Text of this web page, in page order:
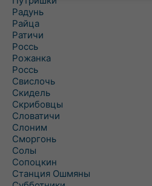
Радунь
Райца
Ратичи
Роcсь
Рожанка
Россь
Свислочь
Скидель
Скрибовцы
Словатичи
Слоним
Сморгонь
Солы
Сопоцкин
Станция Ошмяны